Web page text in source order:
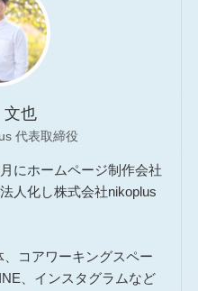
→
也
代表取締役
にホームページ制作会社
人化し株式会社nikoplus
コアワーキングスペー
、インスタグラムなど